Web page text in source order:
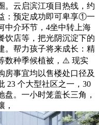
。云启滨江项目热线，约
：预定成功即可卑享①一
中介环节，4坐中转上海
饮店等，把光阴沉淀下的
。帮力孩子将来成长：精
数种季候植被，⚠️ 现实
房事宜均以售楼处口径及
23 个大型社区之一，30
。一小时笼盖长三角，
，